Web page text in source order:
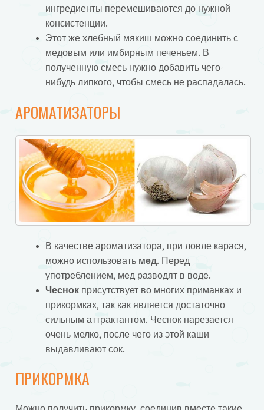
ингредиенты перемешиваются до нужной
консистенции.
Этот же хлебный мякиш можно соединить с
медовым или имбирным печеньем. В
полученную смесь нужно добавить чего-
нибудь липкого, чтобы смесь не распадалась.
АРОМАТИЗАТОРЫ
В качестве ароматизатора, при ловле карася,
можно использовать мед. Перед
употреблением, мед разводят в воде.
Чеснокприсутствует во многих приманках и
прикормках, так как является достаточно
сильным аттрактантом. Чеснок нарезается
очень мелко, после чего из этой каши
выдавливают сок.
ПРИКОРМКА